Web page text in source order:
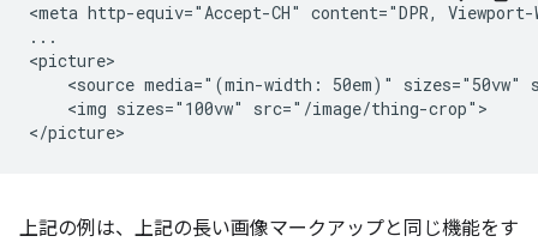
<meta http-equiv="Accept-CH" content="DPR,
...
<picture>
<source media="(min-width: 50em)" sizes="50vw"
    <img sizes="100vw" src="/image/thing-crop">
上記の例は、上記の長い画像マークアップと同じ機能をす